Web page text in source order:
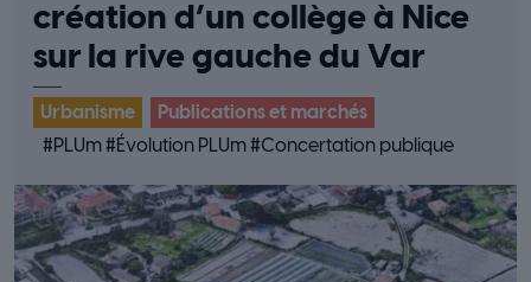
création d’un collège à Nice
sur la rive gauche du Var
Urbanisme
Publications et marchés
#PLUm#Évolution PLUm#Concertation publique